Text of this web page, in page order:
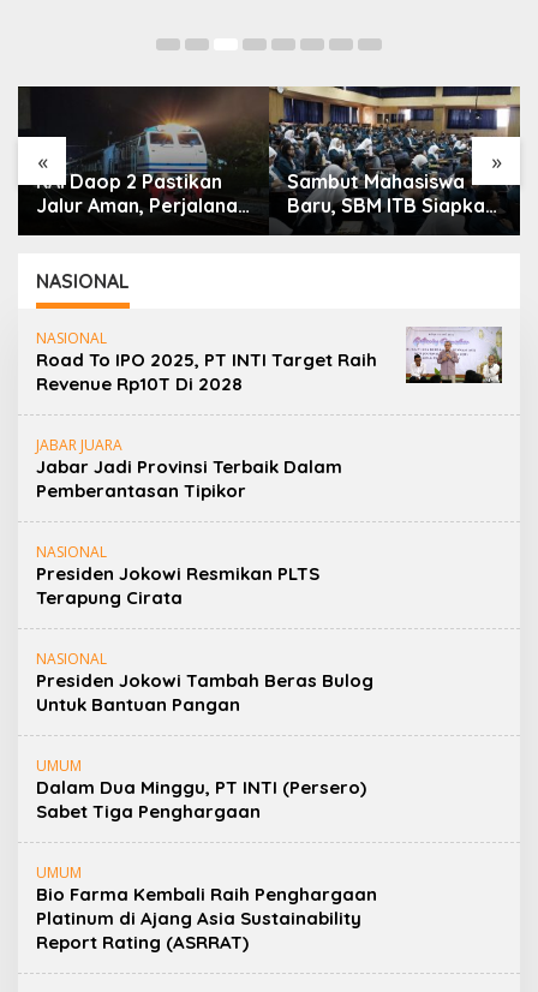
« »
KAI Daop 2 Pastikan
Jalur Aman, Perjalanan
Kereta Kembali
Pangandaran
Sambut Mahasiswa
Baru, SBM ITB Siapkan
Pemimpin Bisnis
NASIONAL
NASIONAL
Road To IPO 2025, PT INTI Target Raih
Revenue Rp10T Di 2028
JABAR JUARA
Jabar Jadi Provinsi Terbaik Dalam
Pemberantasan Tipikor
NASIONAL
Presiden Jokowi Resmikan PLTS
Terapung Cirata
NASIONAL
Presiden Jokowi Tambah Beras Bulog
Untuk Bantuan Pangan
UMUM
Dalam Dua Minggu, PT INTI (Persero)
Sabet Tiga Penghargaan
UMUM
Bio Farma Kembali Raih Penghargaan
Platinum di Ajang Asia Sustainability
Report Rating (ASRRAT)